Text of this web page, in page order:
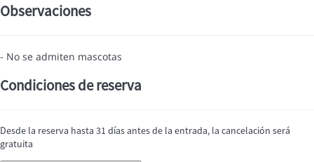
Observaciones
- No se admiten mascotas
Condiciones de reserva
Desde la reserva hasta 31 días antes de la entrada, la cancelación será
gratuita